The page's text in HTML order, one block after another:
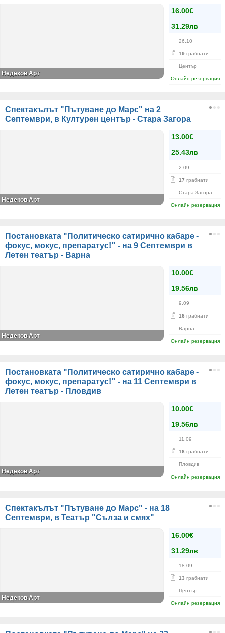
16.00€
31.29лв
26.10
19 грабнати
Център
Онлайн резервация
Недеков Арт
Спектакълът "Пътуване до Марс" на 2
Септември, в Културен център - Стара Загора
13.00€
25.43лв
2.09
17 грабнати
Стара Загора
Онлайн резервация
Недеков Арт
Постановката "Политическо сатирично кабаре -
фокус, мокус, препаратус!" - на 9 Септември в
Летен театър - Варна
10.00€
19.56лв
9.09
16 грабнати
Варна
Онлайн резервация
Недеков Арт
Постановката "Политическо сатирично кабаре -
фокус, мокус, препаратус!" - на 11 Септември в
Летен театър - Пловдив
10.00€
19.56лв
11.09
16 грабнати
Пловдив
Онлайн резервация
Недеков Арт
Спектакълът "Пътуване до Марс" - на 18
Септември, в Театър "Сълза и смях"
16.00€
31.29лв
18.09
13 грабнати
Център
Онлайн резервация
Недеков Арт